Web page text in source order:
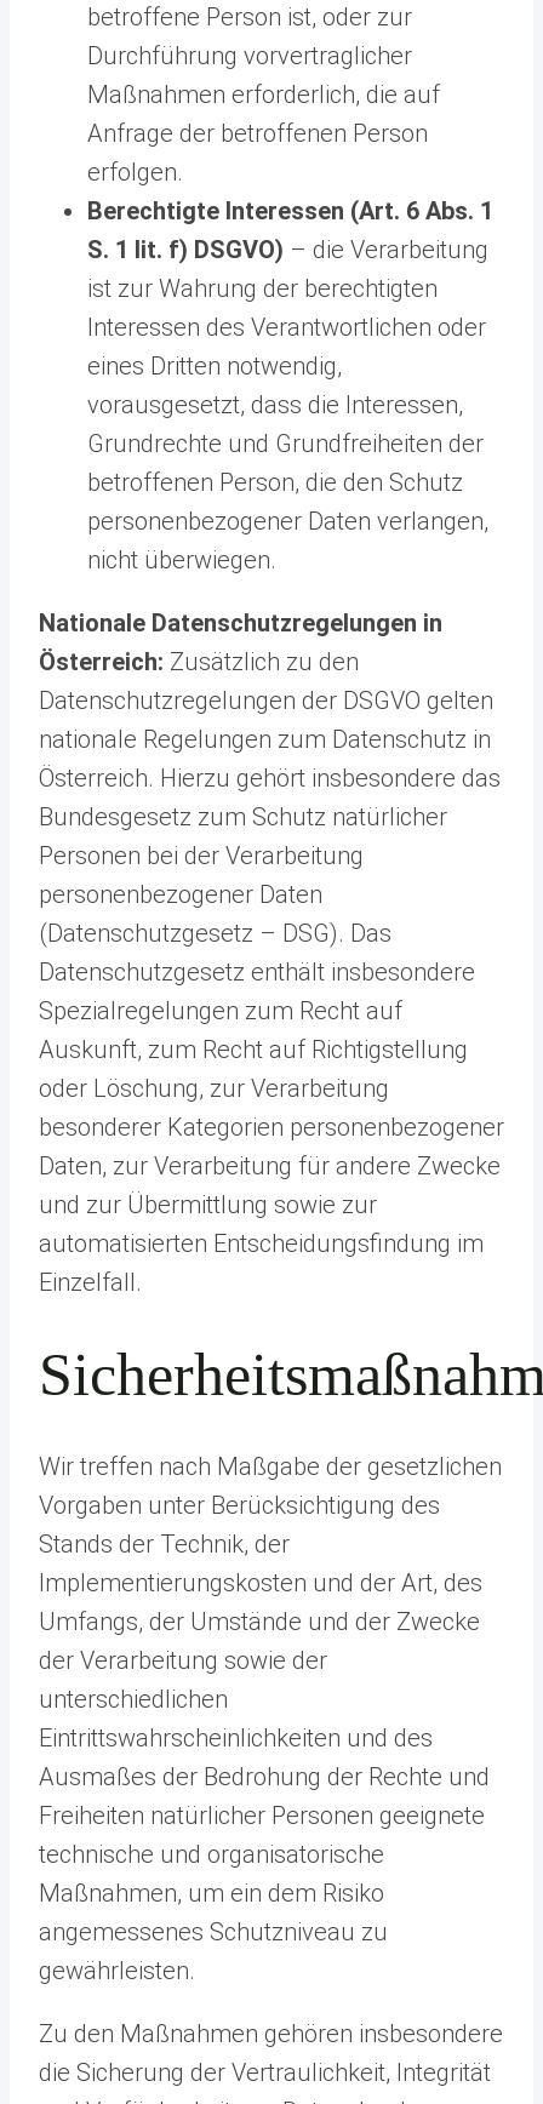
betroffene Person ist, oder zur
Durchführung vorvertraglicher
Maßnahmen erforderlich, die auf
Anfrage der betroffenen Person
erfolgen.
Berechtigte Interessen (Art. 6 Abs. 1
S. 1 lit. f) DSGVO) – die Verarbeitung
ist zur Wahrung der berechtigten
Interessen des Verantwortlichen oder
eines Dritten notwendig,
vorausgesetzt, dass die Interessen,
Grundrechte und Grundfreiheiten der
betroffenen Person, die den Schutz
personenbezogener Daten verlangen,
nicht überwiegen.
Nationale Datenschutzregelungen in
Österreich: Zusätzlich zu den
Datenschutzregelungen der DSGVO gelten
nationale Regelungen zum Datenschutz in
Österreich. Hierzu gehört insbesondere das
Bundesgesetz zum Schutz natürlicher
Personen bei der Verarbeitung
personenbezogener Daten
(Datenschutzgesetz – DSG). Das
Datenschutzgesetz enthält insbesondere
Spezialregelungen zum Recht auf
Auskunft, zum Recht auf Richtigstellung
oder Löschung, zur Verarbeitung
besonderer Kategorien personenbezogener
Daten, zur Verarbeitung für andere Zwecke
und zur Übermittlung sowie zur
automatisierten Entscheidungsfindung im
Einzelfall.
Wir treffen nach Maßgabe der gesetzlichen
Vorgaben unter Berücksichtigung des
Stands der Technik, der
Implementierungskosten und der Art, des
Umfangs, der Umstände und der Zwecke
der Verarbeitung sowie der
unterschiedlichen
Eintrittswahrscheinlichkeiten und des
Ausmaßes der Bedrohung der Rechte und
Freiheiten natürlicher Personen geeignete
technische und organisatorische
Maßnahmen, um ein dem Risiko
angemessenes Schutzniveau zu
gewährleisten.
Zu den Maßnahmen gehören insbesondere
die Sicherung der Vertraulichkeit, Integrität